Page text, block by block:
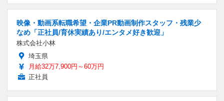
映像・動画系転職希望・企業PR動画制作スタッフ・残業少
なめ「正社員/育休実績あり/エンタメ好き歓迎」
株式会社小林
埼玉県
月給32万7,900円～60万円
正社員